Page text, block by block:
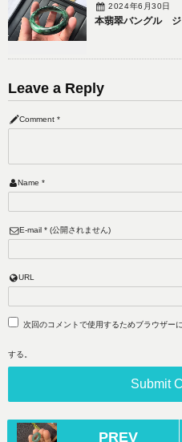
2024年6月30日
本翡翠バングル ジ
Leave a Reply
Comment *
Name *
E-mail * (公開されません)
URL
次回のコメントで使用するためブラウザー
する。
PREV